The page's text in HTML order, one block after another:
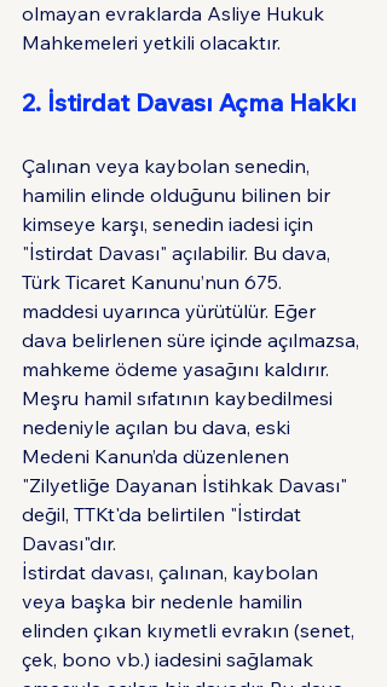
olmayan evraklarda Asliye Hukuk
Mahkemeleri yetkili olacaktır.
2. İstirdat Davası Açma Hakkı
Çalınan veya kaybolan senedin,
hamilin elinde olduğunu bilinen bir
kimseye karşı, senedin iadesi için
"İstirdat Davası" açılabilir. Bu dava,
Türk Ticaret Kanunu’nun 675.
maddesi uyarınca yürütülür. Eğer
dava belirlenen süre içinde açılmazsa,
mahkeme ödeme yasağını kaldırır.
Meşru hamil sıfatının kaybedilmesi
nedeniyle açılan bu dava, eski
Medeni Kanun’da düzenlenen
"Zilyetliğe Dayanan İstihkak Davası"
değil, TTKt'da belirtilen "İstirdat
Davası"dır.
İstirdat davası, çalınan, kaybolan
veya başka bir nedenle hamilin
elinden çıkan kıymetli evrakın (senet,
çek, bono vb.) iadesini sağlamak